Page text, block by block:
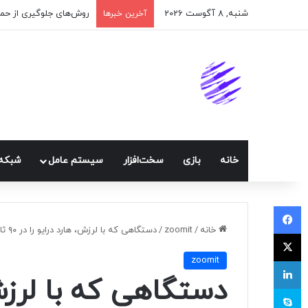
شنبه, 8 آگوست 2026 آخرین خبرها اپلیکیشن پیام‌رسان
خانه بازی سخت‌افزار سيستم عامل
خانه /
zoomit
/دستگاهی که با لرزش، هارد درایو را در ۹۰ ثانیه نابود می‌کند
zoomit
فیسبوک